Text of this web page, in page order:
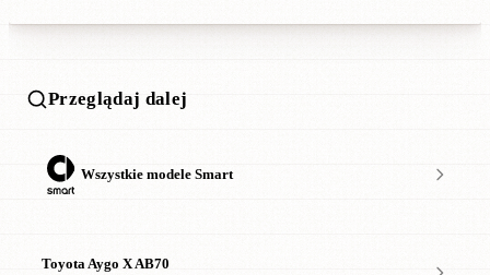
Przeglądaj dalej
Wszystkie modele Smart
Toyota Aygo X AB70